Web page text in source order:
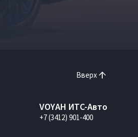
Вверх
VOYAH ИТС-Авто
+7 (3412) 901-400